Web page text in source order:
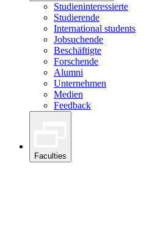
Studieninteressierte
Studierende
International students
Jobsuchende
Beschäftigte
Forschende
Alumni
Unternehmen
Medien
Feedback
Faculties